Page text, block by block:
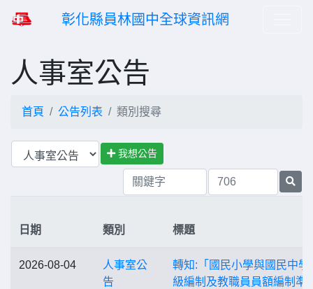
彰化縣員林國中全球資訊網
人事室公告
首頁 公告列表 類別搜尋
我想公告
日期 類別 標題
2026-08-04
人事室公
告
轉知:「國民小學與國民中學
級編制及教職員員額編制準